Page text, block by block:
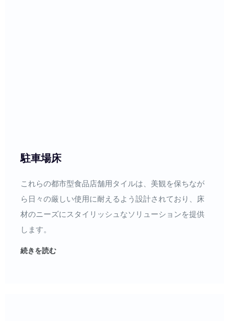
駐車場床
これらの都市型食品店舗用タイルは、美観を保ちなが
ら日々の厳しい使用に耐えるよう設計されており、床
材のニーズにスタイリッシュなソリューションを提供
します。
続きを読む